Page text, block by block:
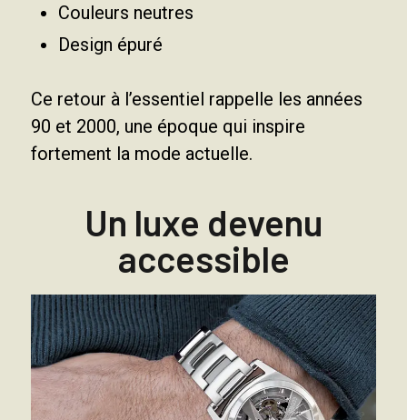
Couleurs neutres
Design épuré
Ce retour à l’essentiel rappelle les années
90 et 2000, une époque qui inspire
fortement la mode actuelle.
Un luxe devenu
accessible